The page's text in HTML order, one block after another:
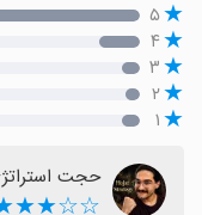
۵
۴
۳
۲
۱
حجت